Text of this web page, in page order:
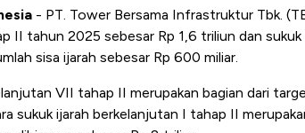
- PT. Tower Bersama Infrastruktur Tbk.
II tahun 2025 sebesar Rp 1,6 triliun dan
sisa ijarah sebesar Rp 600 miliar.
VII tahap II merupakan bagian dari
sukuk ijarah berkelanjutan I tahap II